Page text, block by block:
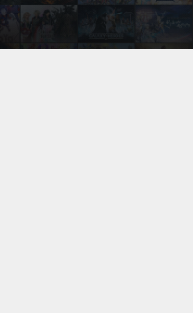
Stitch it! -
s MEmu